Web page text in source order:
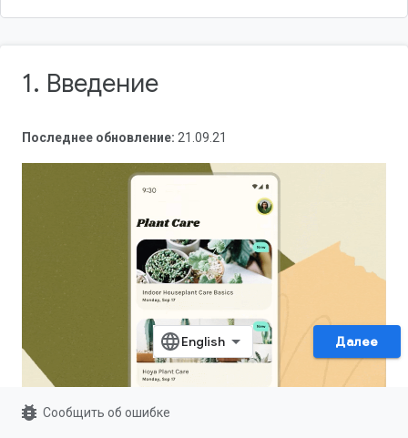
1. Введение
Последнее обновление: 21.09.21
Далее
bug_report Сообщить об ошибке